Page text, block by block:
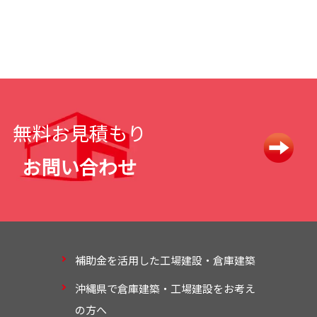
無料お見積もり
お問い合わせ
補助金を活用した工場建設・倉庫建築
沖縄県で倉庫建築・工場建設をお考え
の方へ